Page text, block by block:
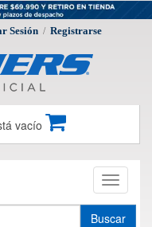
Sesión / Registrarse
vacío
Toggle
Buscar